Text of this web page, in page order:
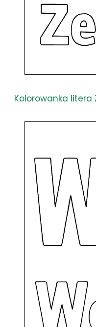
Kolorowanka litera